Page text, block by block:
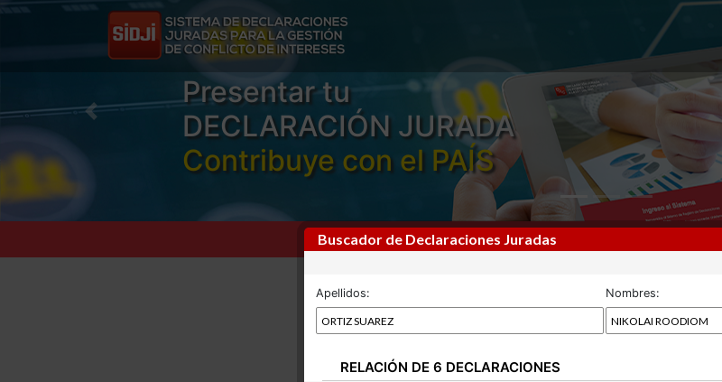
Presentar tu
DECLARACIÓN JURADA
Contribuye con el PAÍS
Previous
Buscador de Declaraciones Juradas
Apellidos: Nombres:
RELACIÓN DE 6 DECLARACIONES